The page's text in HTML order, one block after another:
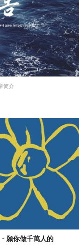
简介
- 願你做千萬人的